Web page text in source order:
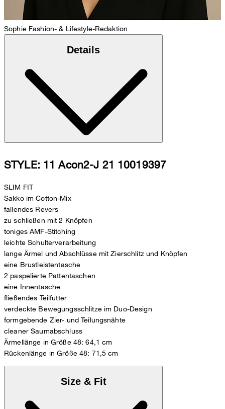
Sophie Fashion- & Lifestyle-Redaktion
Details
STYLE: 11 Acon2-J 21 10019397
SLIM FIT
Sakko im Cotton-Mix
fallendes Revers
zu schließen mit 2 Knöpfen
toniges AMF-Stitching
leichte Schulterverarbeitung
lange Ärmel und Abschlüsse mit Zierschlitz und Knöpfen
eine Brustleistentasche
2 paspelierte Pattentaschen
eine Innentasche
fließendes Teilfutter
verdeckte Bewegungsschlitze im Duo-Design
formgebende Zier- und Teilungsnähte
cleaner Saumabschluss
Ärmellänge in Größe 48: 64,1 cm
Rückenlänge in Größe 48: 71,5 cm
Size & Fit